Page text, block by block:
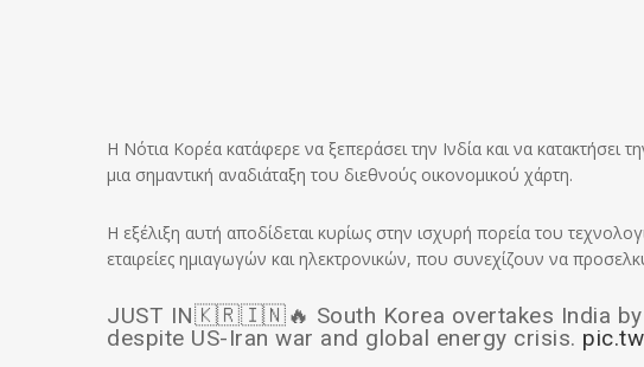
Η Νότια Κορέα κατάφερε να ξεπεράσει την Ινδία και να κατακτήσει
μια σημαντική αναδιάταξη του διεθνούς οικονομικού χάρτη.
Η εξέλιξη αυτή αποδίδεται κυρίως στην ισχυρή πορεία του
εταιρείες ημιαγωγών και ηλεκτρονικών, που συνεχίζουν να
JUST IN🇰🇷🇮🇳🔥 South Korea overtakes India by
despite US-Iran war and global energy crisis.